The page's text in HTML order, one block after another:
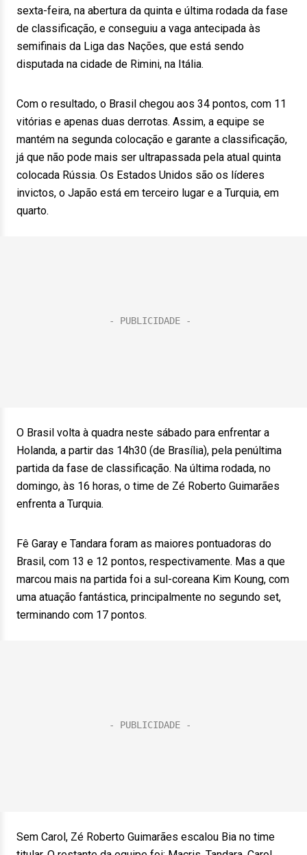
sexta-feira, na abertura da quinta e última rodada da fase
de classificação, e conseguiu a vaga antecipada às
semifinais da Liga das Nações, que está sendo
disputada na cidade de Rimini, na Itália.
Com o resultado, o Brasil chegou aos 34 pontos, com 11
vitórias e apenas duas derrotas. Assim, a equipe se
mantém na segunda colocação e garante a classificação,
já que não pode mais ser ultrapassada pela atual quinta
colocada Rússia. Os Estados Unidos são os líderes
invictos, o Japão está em terceiro lugar e a Turquia, em
quarto.
O Brasil volta à quadra neste sábado para enfrentar a
Holanda, a partir das 14h30 (de Brasília), pela penúltima
partida da fase de classificação. Na última rodada, no
domingo, às 16 horas, o time de Zé Roberto Guimarães
enfrenta a Turquia.
Fê Garay e Tandara foram as maiores pontuadoras do
Brasil, com 13 e 12 pontos, respectivamente. Mas a que
marcou mais na partida foi a sul-coreana Kim Koung, com
uma atuação fantástica, principalmente no segundo set,
terminando com 17 pontos.
Sem Carol, Zé Roberto Guimarães escalou Bia no time